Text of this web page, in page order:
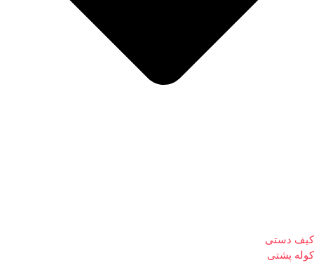
کیف دستی
کوله پشتی